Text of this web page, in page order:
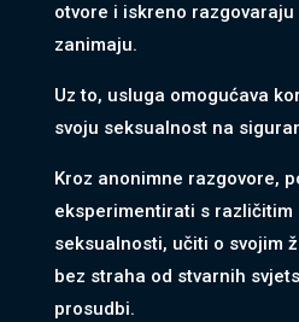
otvore i iskreno
zanimaju.
Uz to, usluga omogućava
svoju seksualnost na
Kroz anonimne razgovore,
eksperimentirati s različitim
seksualnosti, učiti o svojim
bez straha od stvarnih
prosudbi.